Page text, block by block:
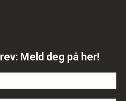
Meld deg på her!